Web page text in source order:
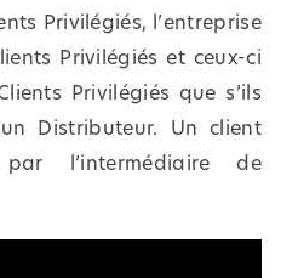
Privilégiés, l’entreprise
Privilégiés et ceux-ci
Privilégiés que s’ils
Distributeur. Un client
l’intermédiaire de